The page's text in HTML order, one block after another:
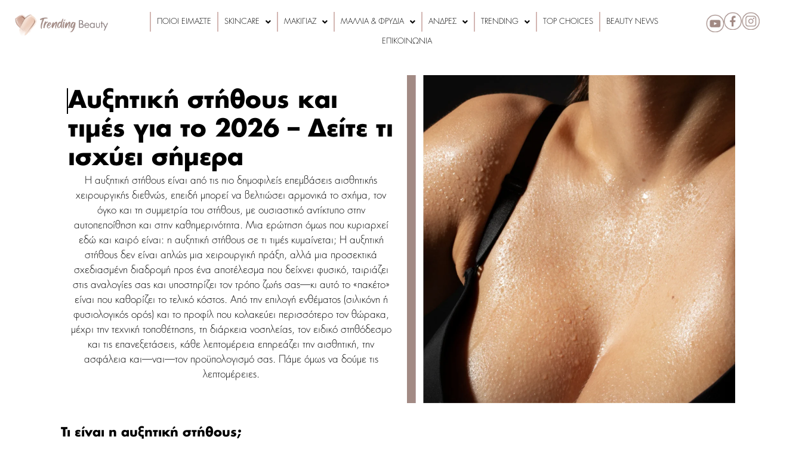
ΠΟΙΟΙ ΕΙΜΑΣΤΕ SKINCARE ΜΑΚΙΓΙΑΖ ΜΑΛΛΙΑ & ΦΡΥΔΙΑ ΑΝΔΡΕΣ TRENDING TOP CHOICES BEAUTY NEWS
ΕΠΙΚΟΙΝΩΝΙΑ
Αυξητική στήθους και
τιμές για το 2026 – Δείτε τι
ισχύει σήμερα
Η αυξητική στήθους είναι από τις πιο δημοφιλείς επεμβάσεις αισθητικής
χειρουργικής διεθνώς, επειδή μπορεί να βελτιώσει αρμονικά το σχήμα, τον
όγκο και τη συμμετρία του στήθους, με ουσιαστικό αντίκτυπο στην
αυτοπεποίθηση και στην καθημερινότητα. Μια ερώτηση όμως που κυριαρχεί
εδώ και καιρό είναι: η αυξητική στήθους σε τι τιμές κυμαίνεται; Η αυξητική
στήθους δεν είναι απλώς μια χειρουργική πράξη, αλλά μια προσεκτικά
σχεδιασμένη διαδρομή προς ένα αποτέλεσμα που δείχνει φυσικό, ταιριάζει
στις αναλογίες σας και υποστηρίζει τον τρόπο ζωής σας—κι αυτό το «πακέτο»
είναι που καθορίζει το τελικό κόστος. Από την επιλογή ενθέματος (σιλικόνη ή
φυσιολογικός ορός) και το προφίλ που κολακεύει περισσότερο τον θώρακα,
μέχρι την τεχνική τοποθέτησης, τη διάρκεια νοσηλείας, τον ειδικό στηθόδεσμο
και τις επανεξετάσεις, κάθε λεπτομέρεια επηρεάζει την αισθητική, την
ασφάλεια και—ναι—τον προϋπολογισμό σας. Πάμε όμως να δούμε τις
λεπτομέρειες.
Τι είναι η αυξητική στήθους;